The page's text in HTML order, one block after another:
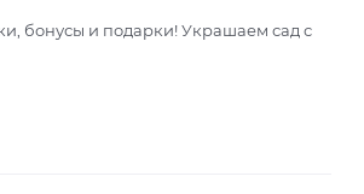
бонусы и подарки! Украшаем сад с